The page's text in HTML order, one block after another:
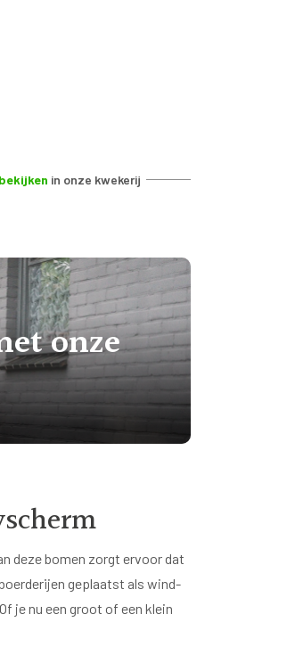
bekijken in onze kwekerij
onze
deze bomen zorgt ervoor dat
geplaatst als wind-
je nu een groot of een klein